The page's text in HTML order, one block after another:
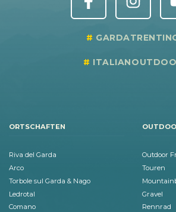
ORTSCHAFTEN
Riva del Garda
Arco
Torbole sul Garda & Nago
Ledrotal
Comano
Outdoor
Touren
Gravel
Rennrad